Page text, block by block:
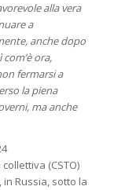
alla vera
a
anche dopo
ora,
fermarsi a
la piena
ma anche
(CSTO)
Russia, sotto la